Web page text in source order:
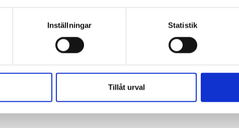
Inställningar Statistik
Tillåt urval